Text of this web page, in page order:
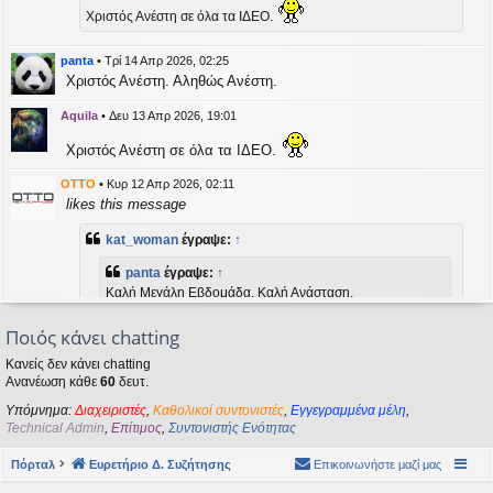
Χριστός Ανέστη σε όλα τα ΙΔΕΟ.
panta • Τρί 14 Απρ 2026, 02:25
Χριστός Ανέστη. Αληθώς Ανέστη.
Aquila • Δευ 13 Απρ 2026, 19:01
Χριστός Ανέστη σε όλα τα ΙΔΕΟ.
OTTO • Κυρ 12 Απρ 2026, 02:11
likes this message
kat_woman έγραψε: ↑
panta έγραψε: ↑
Καλή Μεγάλη Εβδομάδα. Καλή Ανάσταση.
Καλή Ανάσταση σε όλους!
kat_woman•Τετ 08 Απρ 2026, 14:21
pantaέγραψε:↑
Καλή Μεγάλη Εβδομάδα. Καλή Ανάσταση.
Καλή Ανάσταση σε όλους!
Ποιός κάνει chatting
Κανείς δεν κάνει chatting
Ανανέωση κάθε 60 δευτ.
Υπόμνημα: Διαχειριστές Καθολικοί συντονιστές Εγγεγραμμένα μέλη
Technical Admin Επίτιμος Συντονιστής Ενότητας
Πόρταλ Ευρετήριο Δ. Συζήτησης Επικοινωνήστε μαζί μας